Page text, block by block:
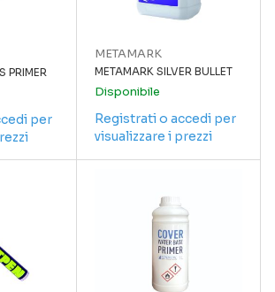
PRIMER
per
METAMARK
METAMARK SILVER BULLET
Disponibile
Registrati o accedi per
visualizzare i prezzi